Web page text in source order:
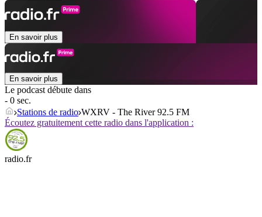
En savoir plus
En savoir plus
Le podcast débute dans
- 0 sec.
Stations de radio WXRV - The River 92.5 FM
Écoutez gratuitement cette radio dans l'application :
radio.fr